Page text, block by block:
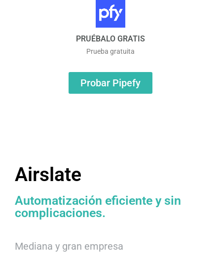
PRUÉBALO GRATIS
Prueba gratuita
Probar Pipefy
Airslate
Automatización eficiente y sin
complicaciones.
Mediana y gran empresa